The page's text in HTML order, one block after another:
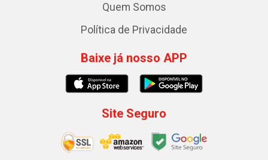
Quem Somos
Política de Privacidade
Baixe já nosso APP
Site Seguro